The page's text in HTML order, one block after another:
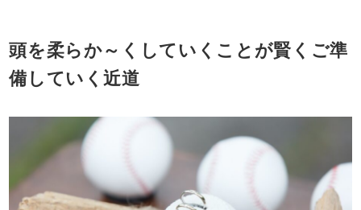
頭を柔らか～くしていくことが賢くご準
備していく近道